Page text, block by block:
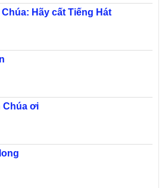
Hãy cất Tiếng Hát
Chúa ơi